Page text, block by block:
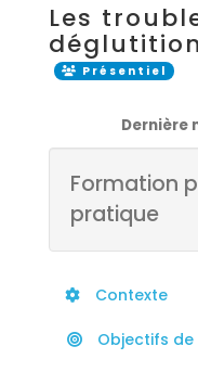
Les
déglutition
Présentiel
Dernière
Formation
pratique
Contexte
Objectifs